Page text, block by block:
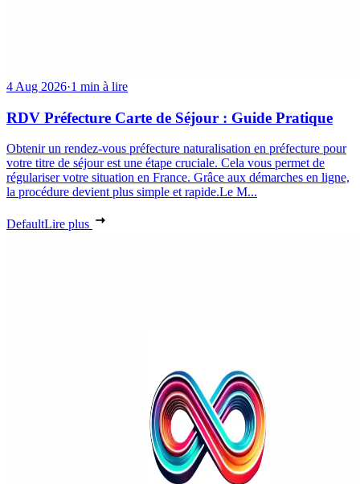
4 Aug 2026·1 min à lire
RDV Préfecture Carte de Séjour : Guide Pratique
Obtenir un rendez-vous préfecture naturalisation en préfecture pour
votre titre de séjour est une étape cruciale. Cela vous permet de
régulariser votre situation en France. Grâce aux démarches en ligne,
la procédure devient plus simple et rapide.Le M...
DefaultLire plus